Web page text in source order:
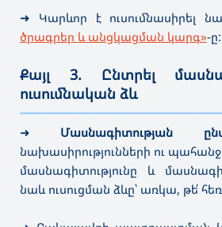
➜ Կարևոր է ուսումնասիրել
ծրագրեր և անցկացման կարգ»-ը:
Քայլ 3. Ընտրել
ուսումնական ձև
➜ Մասնագիտության
նախասիրությունների ու
մասնագիտությունը և
նաև ուսուցման ձևը՝ առկա, թե՛